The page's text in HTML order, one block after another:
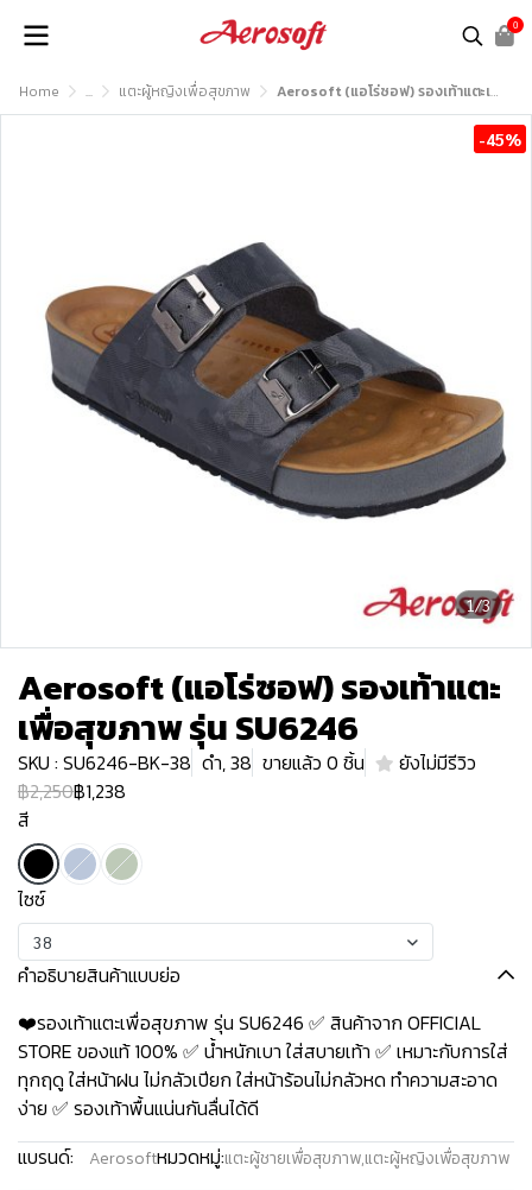
0
Home ... แตะผู้หญิงเพื่อสุขภาพ Aerosoft (แอโร่ซอฟ) รองเท้าแตะเพื่อสุขภาพ รุ่น SU6246
1/3
-45%
Aerosoft (แอโร่ซอฟ) รองเท้าแตะ
เพื่อสุขภาพ รุ่น SU6246
SKU : SU6246-BK-38 ดำ, 38 ขายแล้ว 0 ชิ้น
ยังไม่มีรีวิว
฿2,250฿1,238
สี
ไซซ์
38
คำอธิบายสินค้าแบบย่อ
❤️รองเท้าแตะเพื่อสุขภาพ รุ่น SU6246 ✅ สินค้าจาก OFFICIAL
STORE ของแท้ 100% ✅ น้ำหนักเบา ใส่สบายเท้า ✅ เหมาะกับการใส่
ทุกฤดู ใส่หน้าฝน ไม่กลัวเปียก ใส่หน้าร้อนไม่กลัวหด ทำความสะอาด
ง่าย ✅ รองเท้าพื้นแน่นกันลื่นได้ดี
แบรนด์:
Aerosoftหมวดหมู่:แตะผู้ชายเพื่อสุขภาพ,แตะผู้หญิงเพื่อสุขภาพ